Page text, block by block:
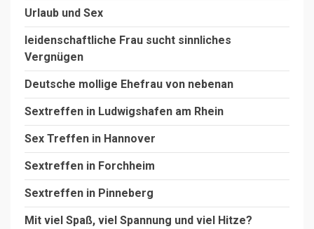
Urlaub und Sex
leidenschaftliche Frau sucht sinnliches
Vergnügen
Deutsche mollige Ehefrau von nebenan
Sextreffen in Ludwigshafen am Rhein
Sex Treffen in Hannover
Sextreffen in Forchheim
Sextreffen in Pinneberg
Mit viel Spaß, viel Spannung und viel Hitze?